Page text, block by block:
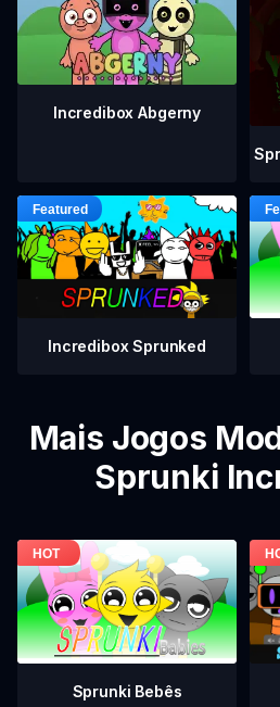
Incredibox Abgerny
Incredibox Sprunked
Mais Jogos
Sprunki
Sprunki Bebês